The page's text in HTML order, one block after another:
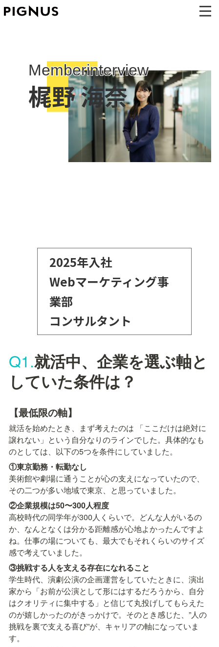
Memberinterview
梶野 海奈
2025年入社
Webマーケティング事
業部
コンサルタント
Q1.就活中、企業を選ぶ軸と
していた条件は？
【最低限の軸】
就活を始めたとき、まず考えたのは 「ここだけは絶対に
譲れない」という自分なりのラインでした。具体的なも
のとしては、以下の5つを条件にしていました。
美術館や劇場に通うことが心の支えになっていたので、
その二つが多い地域で東京、と思っていました。
②企業規模は50〜300人程度
高校時代の同学年が300人くらいで。どんな人がいるの
か、なんとなくは分かる距離感が心地よかったんですよ
ね。仕事の場についても、最大でもそれくらいのサイズ
感で考えていました。
③挑戦する人を支える存在になれること
学生時代、演劇公演の企画運営をしていたときに、演出
家から「お前が公演として形にはするだろうから、自分
はクオリティに集中する」と信じて丸投げしてもらえた
のが嬉しかったのがきっかけで。そのとき感じた、”人の
挑戦を裏で支える喜び”が、キャリアの軸になっていま
す。